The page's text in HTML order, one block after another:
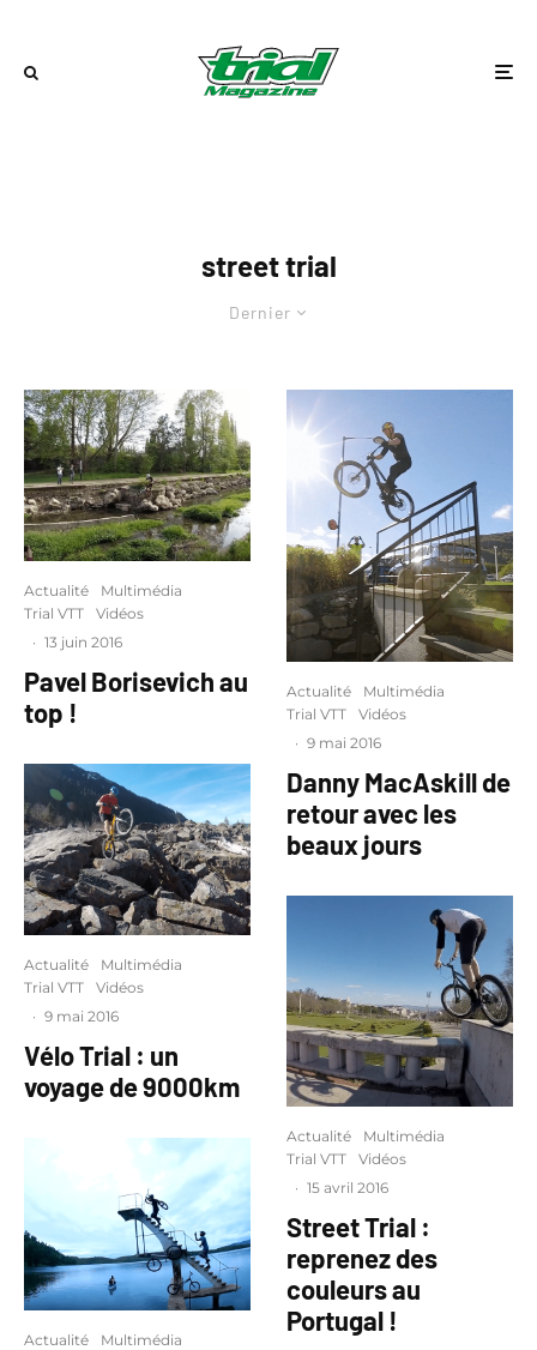
street trial
Dernier
Actualité
Multimédia
Trial VTT
Vidéos
· 13 juin 2016
Pavel Borisevich au
top !
Actualité
Multimédia
Trial VTT
Vidéos
· 9 mai 2016
Vélo Trial : un
voyage de 9000km
Actualité
Multimédia
Actualité
Multimédia
Trial VTT
Vidéos
· 9 mai 2016
Danny MacAskill de
retour avec les
beaux jours
Actualité
Multimédia
Trial VTT
Vidéos
· 15 avril 2016
Street Trial :
reprenez des
couleurs au
Portugal !